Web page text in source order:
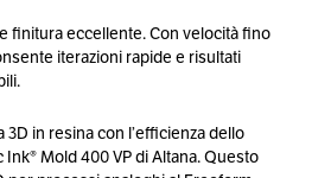
finitura eccellente. Con velocità fino
iterazioni rapide e risultati
in resina con l’efficienza dello
Mold 400 VP di Altana. Questo